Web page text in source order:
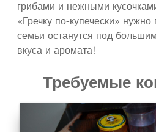
грибами и нежными
«Гречку по-купечески»
семьи останутся под
вкуса и аромата!
Требуемые